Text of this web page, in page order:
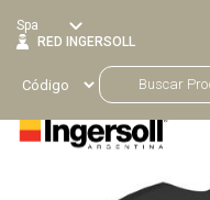
Spa
RED INGERSOLL
Productos